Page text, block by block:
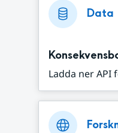
Data
Ladda ner API